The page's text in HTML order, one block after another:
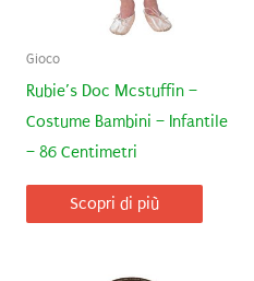
Gioco
Rubie’s Doc Mcstuffin –
Costume Bambini – Infantile
– 86 Centimetri
Scopri di più